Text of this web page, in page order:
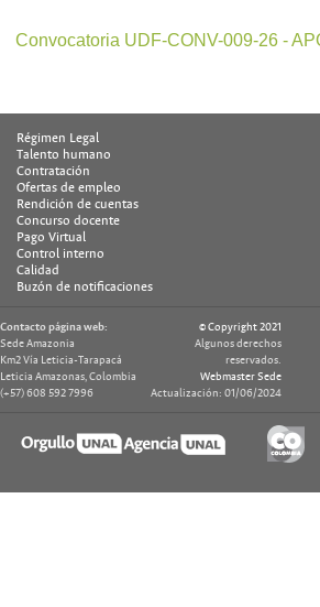
Convocatoria UDF-CONV-009-26 -
Régimen Legal
Talento humano
Contratación
Ofertas de empleo
Rendición de cuentas
Concurso docente
Pago Virtual
Control interno
Calidad
Buzón de notificaciones
Contacto página web:
Sede Amazonia
Km2 Vía Leticia-Tarapacá
Leticia Amazonas, Colombia
(+57) 608 592 7996
© Copyright 2021
Algunos derechos
reservados.
Webmaster Sede
Actualización: 01/06/2024